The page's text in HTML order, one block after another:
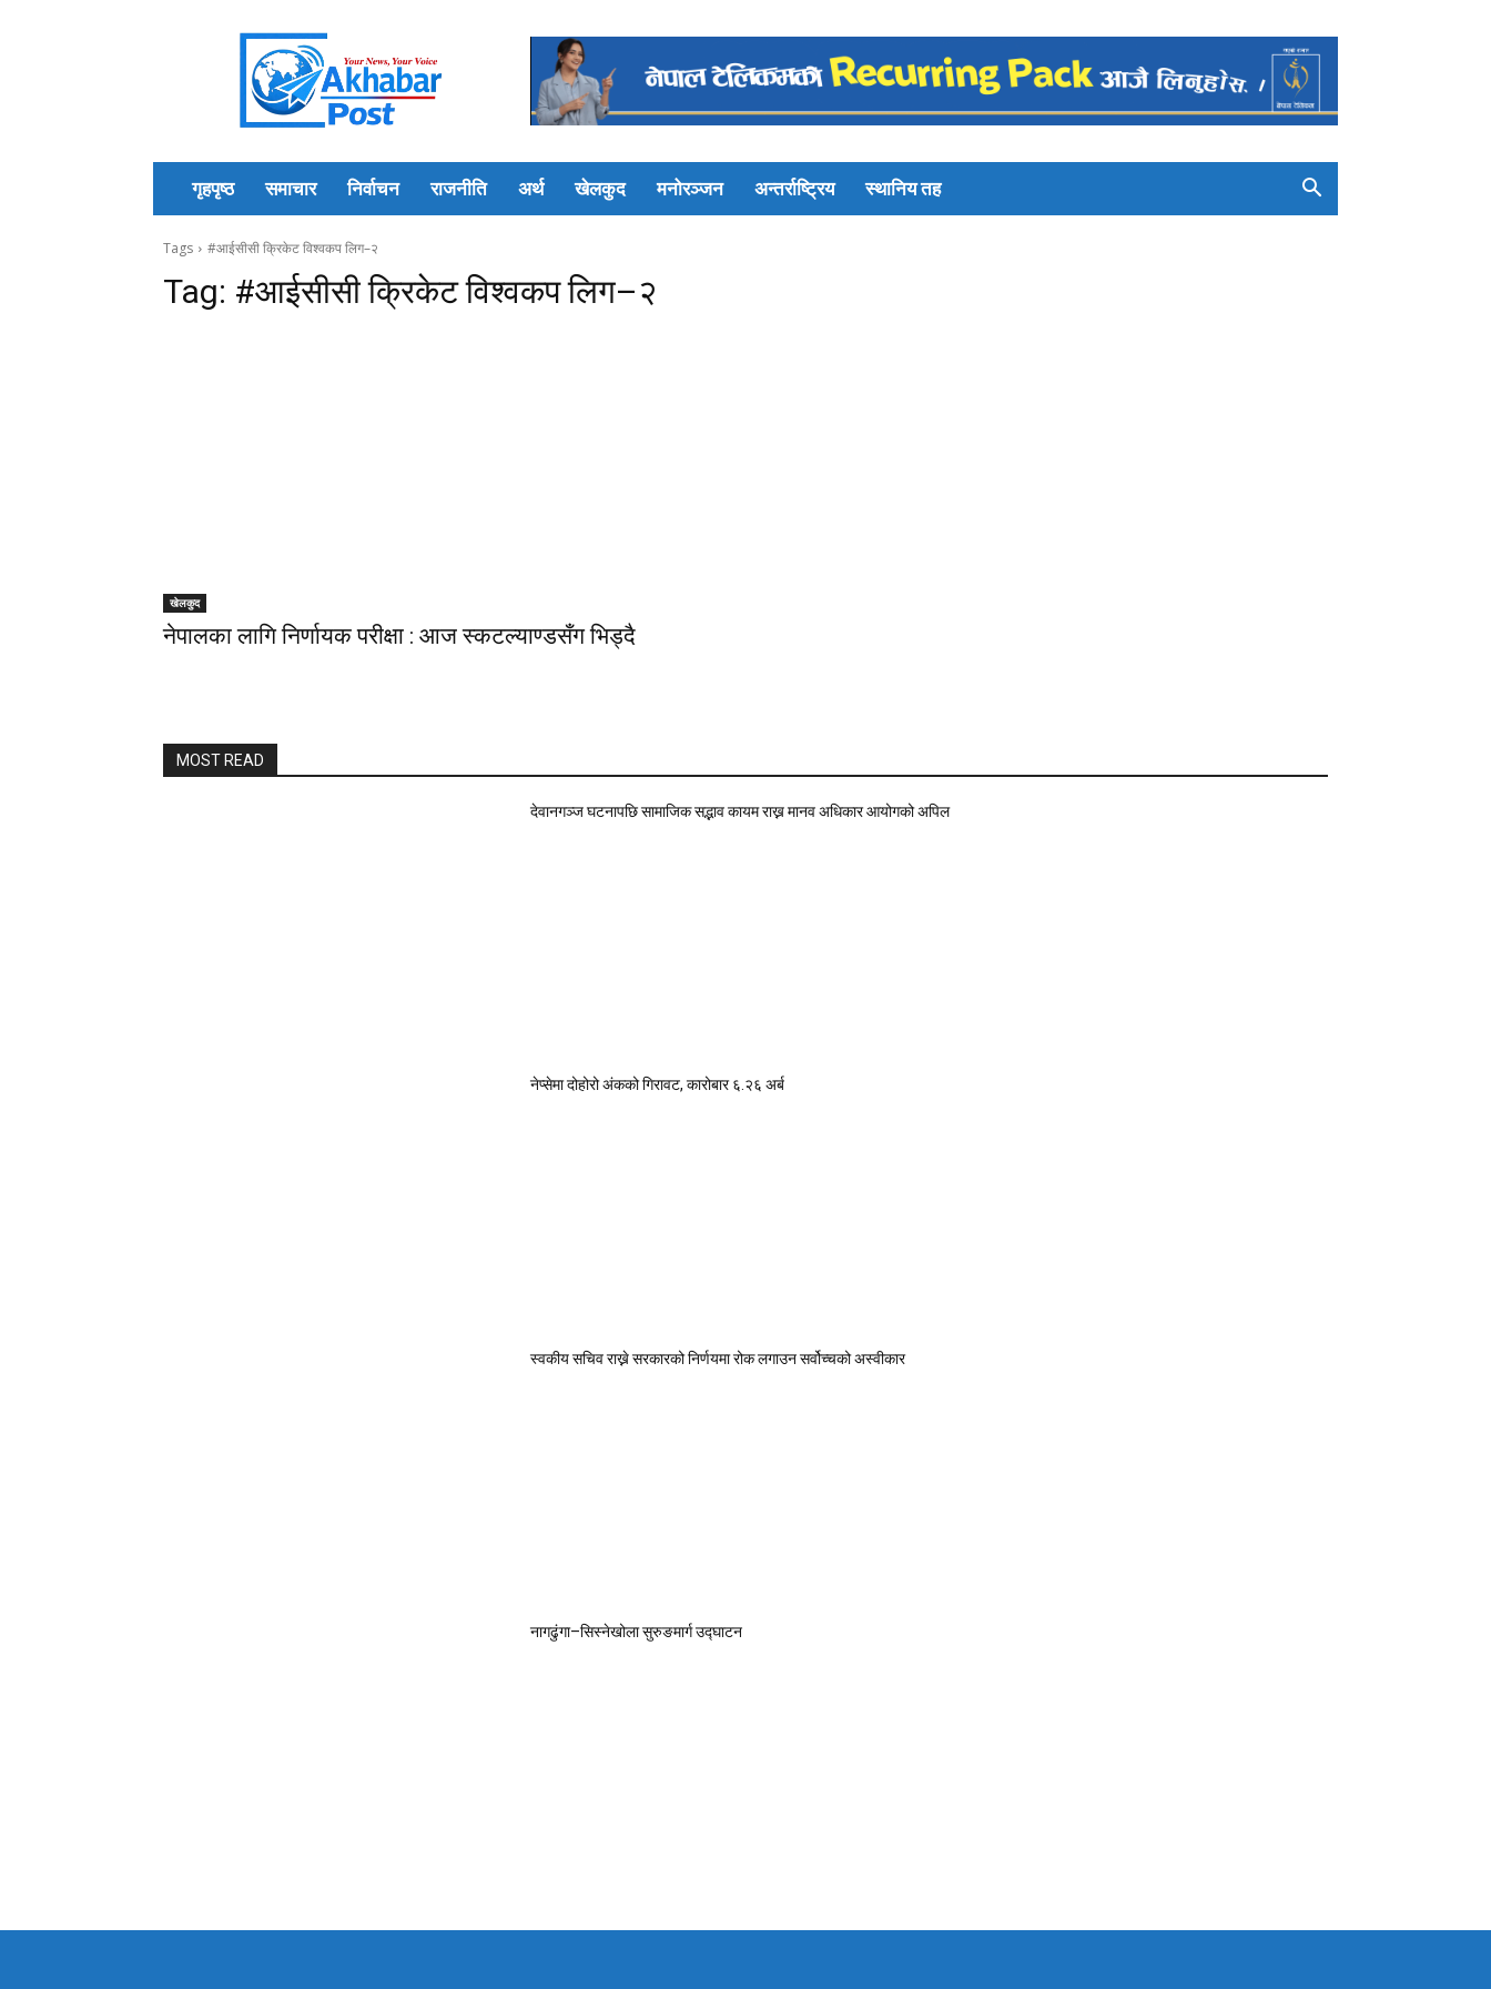
Akhabar
गृहपृष्ठ समाचार निर्वाचन राजनीति अर्थ खेलकुद मनोरञ्जन अन्तर्राष्ट्रिय स्थानिय तह
Tags #आईसीसी क्रिकेट विश्वकप लिग–२
Tag: #आईसीसी क्रिकेट विश्वकप लिग–२
खेलकुद
नेपालका लागि निर्णायक परीक्षा : आज स्कटल्याण्डसँग भिड्दै
MOST READ
देवानगञ्ज घटनापछि सामाजिक सद्भाव कायम राख्न मानव अधिकार आयोगको अपिल
नेप्सेमा दोहोरो अंकको गिरावट, कारोबार ६.२६ अर्ब
स्वकीय सचिव राख्ने सरकारको निर्णयमा रोक लगाउन सर्वोच्चको अस्वीकार
नागढुंगा–सिस्नेखोला सुरुङमार्ग उद्घाटन